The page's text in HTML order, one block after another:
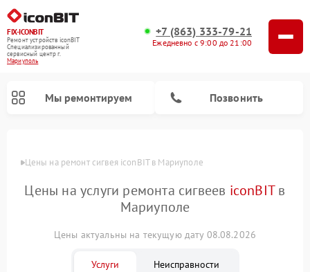
FIX-ICONBIT
Ремонт устройств iconBIT
Специализированный
cервисный центр г.
Мариуполь
+7 (863) 333-79-21
Ежедневно с 9:00 до 21:00
Мы ремонтируем Позвонить
Цены на ремонт сигвея iconBIT в Мариуполе
Цены на услуги ремонта сигвеев iconBITв
Мариуполе
Цены актуальны на текущую дату 08.08.2026
Услуги Неисправности